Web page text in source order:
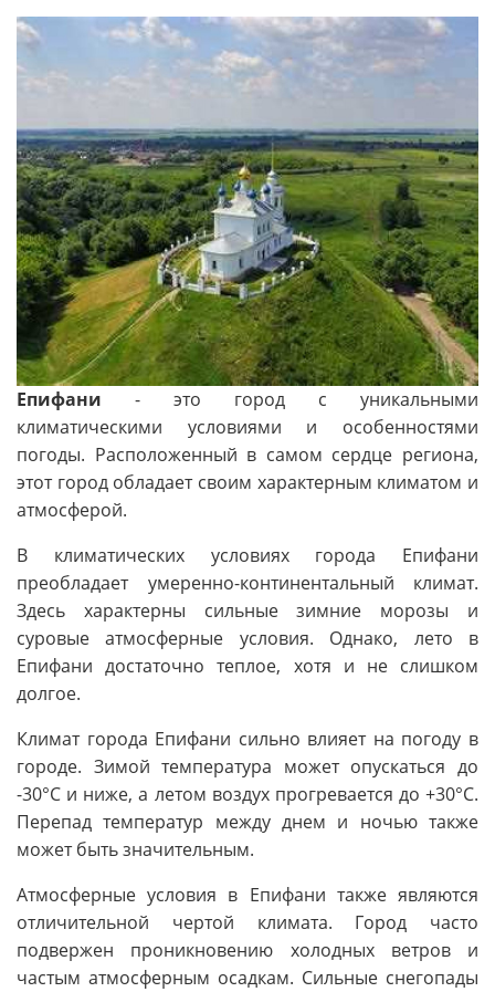
Епифани - это город с уникальными
климатическими условиями и особенностями
погоды. Расположенный в самом сердце региона,
этот город обладает своим характерным климатом и
атмосферой.
В климатических условиях города Епифани
преобладает умеренно-континентальный климат.
Здесь характерны сильные зимние морозы и
суровые атмосферные условия. Однако, лето в
Епифани достаточно теплое, хотя и не слишком
долгое.
Климат города Епифани сильно влияет на погоду в
городе. Зимой температура может опускаться до
-30°C и ниже, а летом воздух прогревается до +30°C.
Перепад температур между днем и ночью также
может быть значительным.
Атмосферные условия в Епифани также являются
отличительной чертой климата. Город часто
подвержен проникновению холодных ветров и
частым атмосферным осадкам. Сильные снегопады